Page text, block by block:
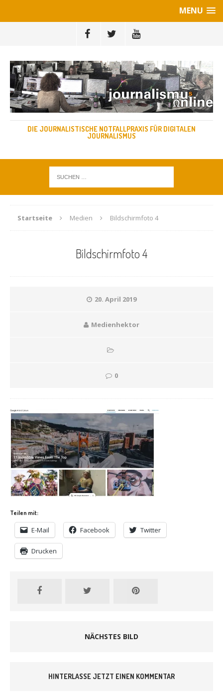
MENU
DIE JOURNALISTISCHE NOTFALLPRAXIS FÜR DIGITALEN
JOURNALISMUS
Startseite Medien Bildschirmfoto 4
Bildschirmfoto 4
20. April 2019
Medienhektor
0
Teilen mit:
E-Mail Facebook Twitter
Drucken
NÄCHSTES BILD
HINTERLASSE JETZT EINEN KOMMENTAR